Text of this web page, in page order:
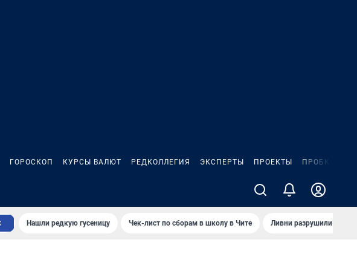
ГОРОСКОП КУРСЫ ВАЛЮТ РЕДКОЛЛЕГИЯ ЭКСПЕРТЫ ПРОЕКТЫ ПРОБКИ
Нашли редкую гусеницу Чек-лист по сборам в школу в Чите Ливни разрушили